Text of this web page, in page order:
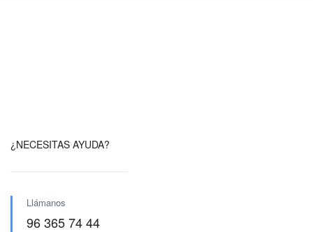
¿NECESITAS AYUDA?
Llámanos
96 365 74 44